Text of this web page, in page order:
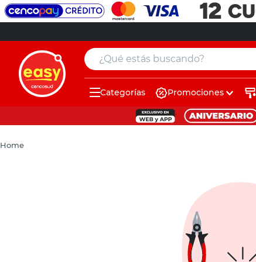
¿Qué estás buscando?
Categorías Promociones
Home
muebles